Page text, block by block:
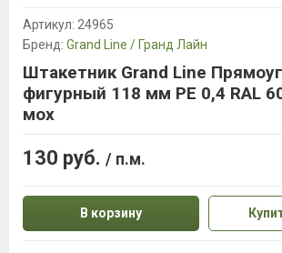
Артикул: 24965
Бренд: Grand Line / Гранд Лайн
Штакетник Grand Line
фигурный 118 мм PE 0,4 RAL
мох
130 руб. / п.м.
В корзину